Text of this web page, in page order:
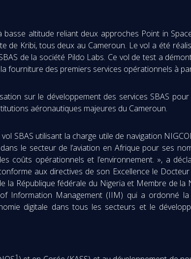
altitude reliant deux approches Point in
Kribi, tous deux au Cameroun. Le vol a été
de la société Pildo Labs. Ce vol de test a
fourniture des premiers services opérationnels à
sur le développement des services SBAS pour
aéronautiques majeures du Cameroun.
SBAS utilisant la charge utile de navigation
le secteur de l’aviation en Afrique pour ses
coûts opérationnels et l’environnement. », a
aux directives de son Excellence le
la République fédérale du Nigeria et Membre de la
Information Management (IIM) qui a ordonné la
digitale dans tous les secteurs et le
1